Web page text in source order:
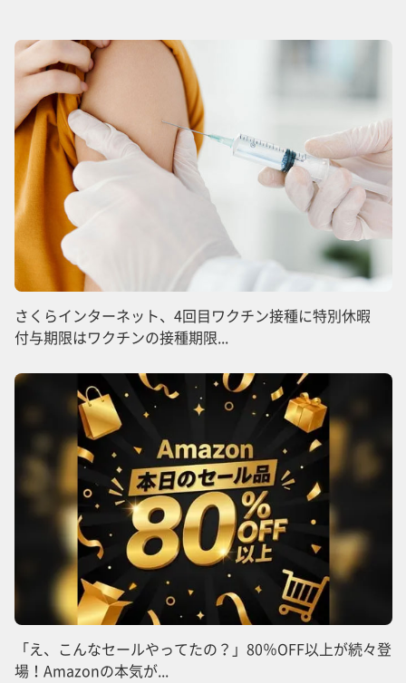
さくらインターネット、4回目ワクチン接種に特別休暇
付与期限はワクチンの接種期限...
「え、こんなセールやってたの？」80％OFF以上が続々登
場！Amazonの本気が...